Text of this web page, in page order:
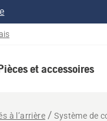
et accessoires
à l’arrière Système de